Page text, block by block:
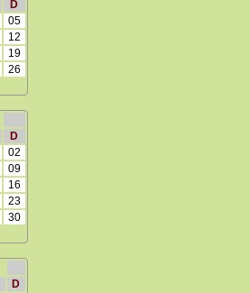
D
05
12
19
26
D
02
09
16
23
30
D